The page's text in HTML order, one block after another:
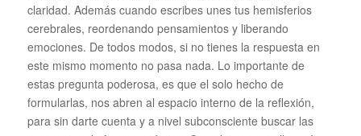
claridad. Además cuando escribes unes tus hemisferios
cerebrales, reordenando pensamientos y liberando
emociones. De todos modos, si no tienes la respuesta en
este mismo momento no pasa nada. Lo importante de
estas pregunta poderosa, es que el solo hecho de
formularlas, nos abren al espacio interno de la reflexión,
para sin darte cuenta y a nivel subconsciente buscar las